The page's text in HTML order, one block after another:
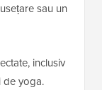
sau un
inclusiv
de yoga.